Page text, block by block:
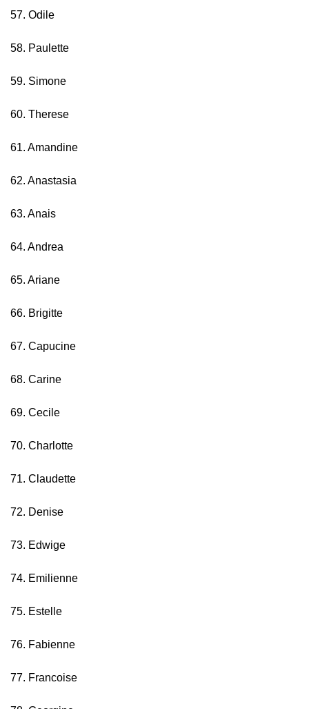
57. Odile
58. Paulette
59. Simone
60. Therese
61. Amandine
62. Anastasia
63. Anais
64. Andrea
65. Ariane
66. Brigitte
67. Capucine
68. Carine
69. Cecile
70. Charlotte
71. Claudette
72. Denise
73. Edwige
74. Emilienne
75. Estelle
76. Fabienne
77. Francoise